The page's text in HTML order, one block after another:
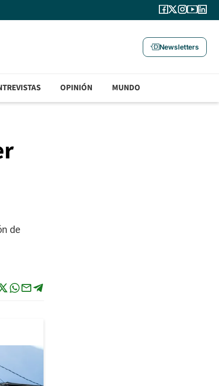
Newsletters
OPINIÓN MUNDO
de